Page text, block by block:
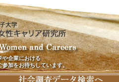
や企業における
参加をお待ちしています。